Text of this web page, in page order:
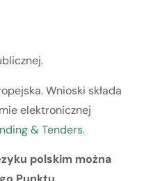
Wnioski składa
elektronicznej
& Tenders.
polskim można